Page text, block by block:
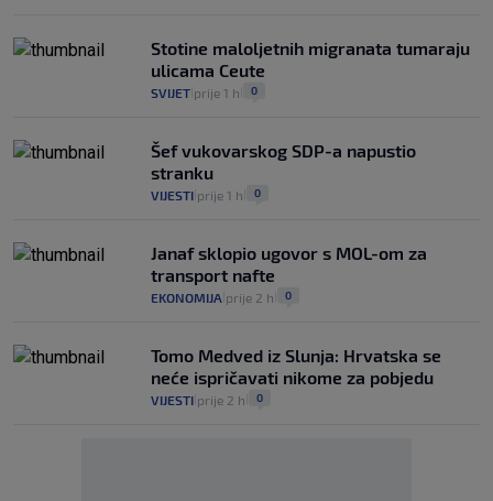
Stotine maloljetnih migranata tumaraju
ulicama Ceute
SVIJET prije 1 h 0
Šef vukovarskog SDP-a napustio
stranku
VIJESTI prije 1 h 0
Janaf sklopio ugovor s MOL-om za
transport nafte
EKONOMIJA prije 2 h 0
Tomo Medved iz Slunja: Hrvatska se
neće ispričavati nikome za pobjedu
VIJESTI prije 2 h 0